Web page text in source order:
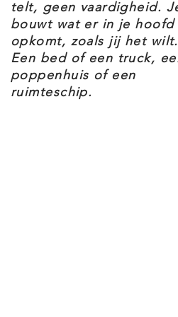
bouw Darth Mauls Sith
uit Star Wars: The Phantom
kinderen
Fantasierijk, avontuurlijk
inclusief Darth Maul, Anakin
exclusieve LEGO Star Wars™
jarig jubileum met een
Speelse details – met
landingsgestel, 2 schieters
telt, geen vaardigheid.
bouwt wat er in je hoofd
opkomt, zoals jij het
Een bed of een truck,
poppenhuis of een
ruimteschip.